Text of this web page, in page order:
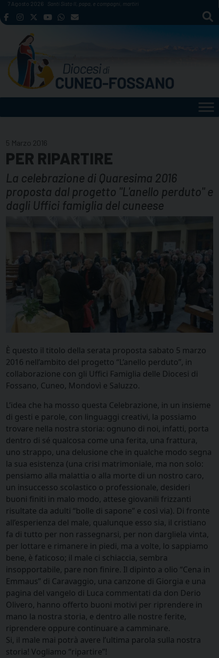
Skip
to
7 Agosto 2026 Santi Sisto II, papa, e compagni, martiri
5 Marzo 2016
PER RIPARTIRE
La celebrazione di Quaresima 2016
proposta dal progetto "L'anello perduto" e
dagli Uffici famiglia del cuneese
È questo il titolo della serata proposta sabato 5 marzo
2016 nell’ambito del progetto “L’anello perduto”, in
collaborazione con gli Uffici Famiglia delle Diocesi di
Fossano, Cuneo, Mondovì e Saluzzo.
L’idea che ha mosso questa Celebrazione, in un insieme
di gesti e parole, con linguaggi creativi, la possiamo
trovare nella nostra storia: ognuno di noi, infatti, porta
dentro di sé qualcosa come una ferita, una frattura,
uno strappo, una delusione che in qualche modo segna
la sua esistenza (una crisi matrimoniale, ma non solo:
pensiamo alla malattia o alla morte di un nostro caro,
un insuccesso scolastico o professionale, desideri
buoni finiti in malo modo, attese giovanili frizzanti
risultate da adulti “bolle di sapone” e così via). Di fronte
all’esperienza del male, qualunque esso sia, il cristiano
fa di tutto per non rassegnarsi, per non dargliela vinta,
per lottare e rimanere in piedi, ma a volte, lo sappiamo
bene, è faticoso; il male ci schiaccia, sembra
insopportabile, pare non finire. Il dipinto a olio “Cena in
Emmaus” di Caravaggio, una canzone di Giorgia e una
pagina del vangelo di Luca commentati da don Derio
Olivero, hanno offerto buoni motivi per riprendere in
mano la nostra storia, e dentro alle nostre ferite,
riprendere oppure continuare a camminare.
Si, il male mai potrà avere l’ultima parola sulla nostra
storia! Vogliamo “ripartire”!